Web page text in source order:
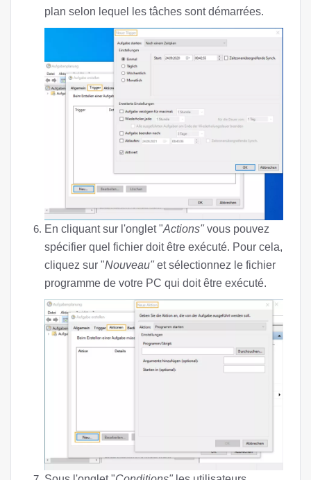
plan selon lequel les tâches sont démarrées.
En cliquant sur l'onglet "Actions"vous pouvez
spécifier quel fichier doit être exécuté. Pour cela,
cliquez sur "Nouveau"et sélectionnez le fichier
programme de votre PC qui doit être exécuté.